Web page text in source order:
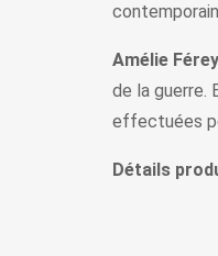
Amélie Férey
de la guerre.
effectuées
Détails